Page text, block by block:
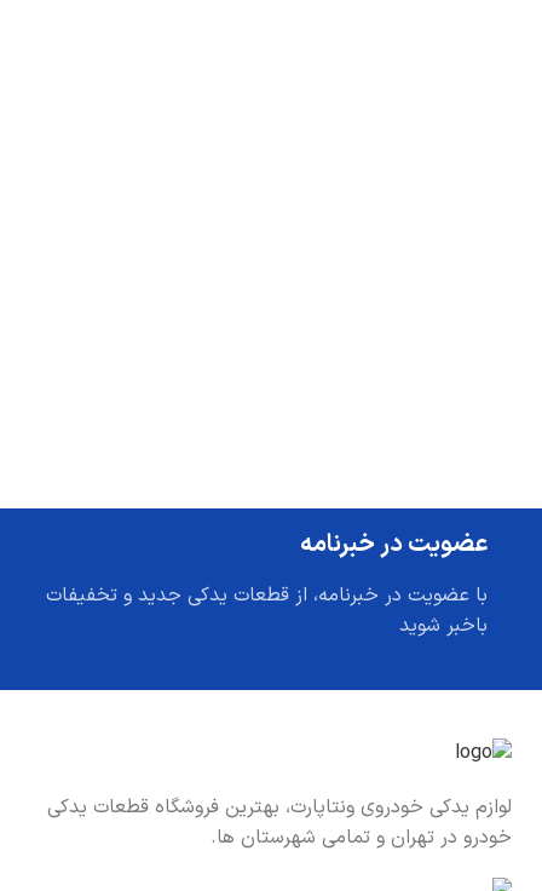
عضویت در خبرنامه
با عضویت در خبرنامه، از قطعات یدکی جدید و تخفیفات
باخبر شوید
لوازم یدکی خودروی ونتاپارت، بهترین فروشگاه قطعات یدکی
خودرو در تهران و تمامی شهرستان ها.